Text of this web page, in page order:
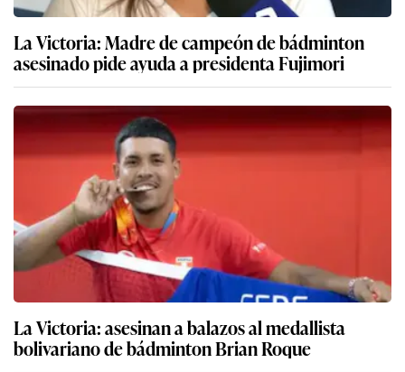
La Victoria: Madre de campeón de bádminton
asesinado pide ayuda a presidenta Fujimori
La Victoria: asesinan a balazos al medallista
bolivariano de bádminton Brian Roque